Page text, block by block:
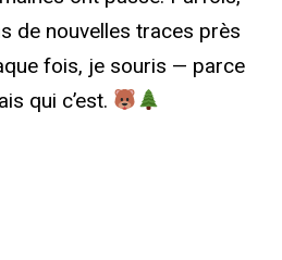
de nouvelles traces près
fois, je souris — parce
qui c’est.